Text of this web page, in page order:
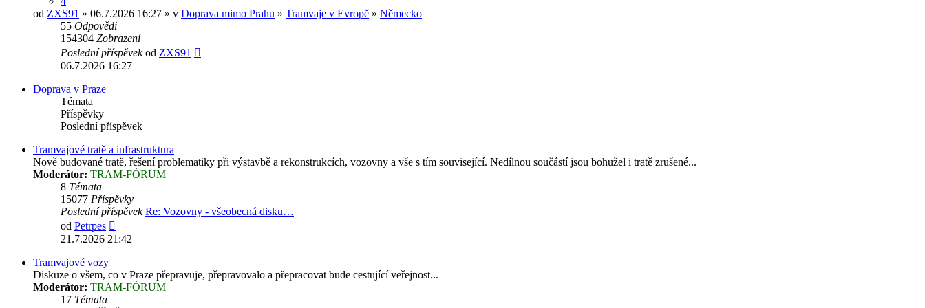
od ZXS91 » 06.7.2026 16:27 » v Doprava mimo Prahu » Tramvaje v Evropě » Německo
55 Odpovědi
154304 Zobrazení
Poslední příspěvekod ZXS91
06.7.2026 16:27
Doprava v Praze
Témata
Příspěvky
Poslední příspěvek
Tramvajové tratě a infrastruktura
Nově budované tratě, řešení problematiky při výstavbě a rekonstrukcích, vozovny a vše s tím související. Nedílnou součástí jsou bohužel i tratě zrušené...
Moderátor: TRAM-FÓRUM
8 Témata
15077 Příspěvky
Poslední příspěvek Re: Vozovny - všeobecná disku…
od Petrpes
poslední
21.7.2026 21:42
Tramvajové vozy
Diskuze o všem, co v Praze přepravuje, přepravovalo a přepracovat bude cestující veřejnost...
Moderátor: TRAM-FÓRUM
17 Témata